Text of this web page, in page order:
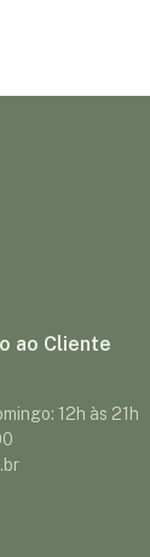
ao Cliente
12h às 21h